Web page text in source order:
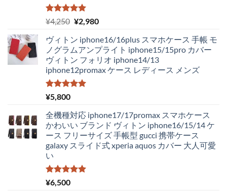
5段階中
5.00
の評価
¥4,250 元
価
格
は
¥4,250
で
¥2,980現
の
価
格
は
ヴィトン iphone16/16plus スマホケース 手帳 モ
ノグラムアンプライト iphone15/15pro カバー
ヴィトン フォリオ iphone14/13
iphone12promax ケース レディース メンズ
5段階中
5.00
¥5,800
全機種対応 iphone17/17promax スマホケース
かわいい ブランド ヴィトン iphone16/15/14 ケ
ース フリーサイズ 手帳型 gucci 携帯ケース
galaxy スライド式 xperia aquos カバー 大人可愛
い
5段階中
5.00
¥6,500